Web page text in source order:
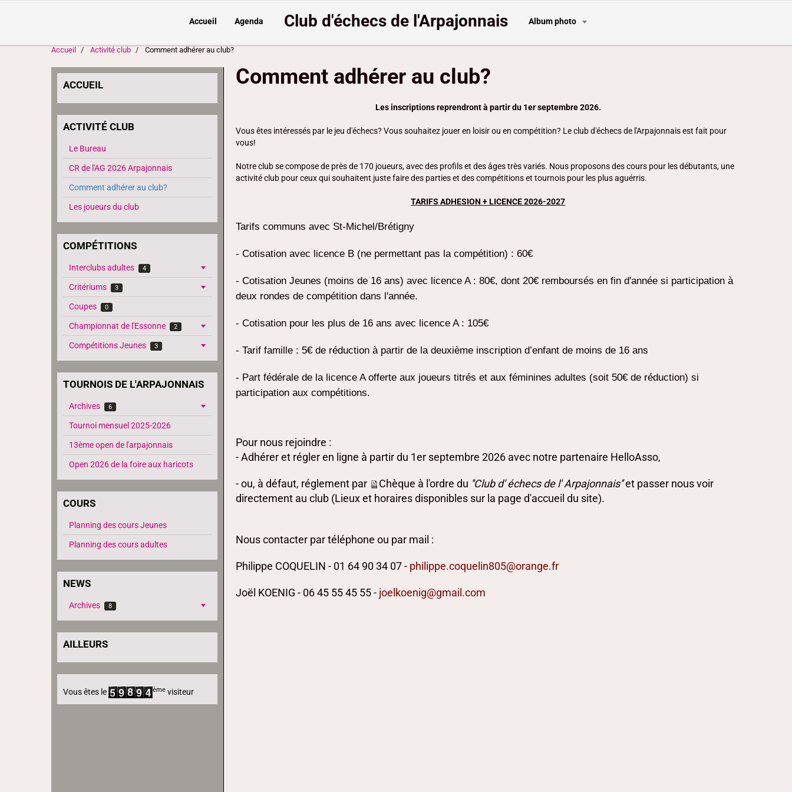
Accueil Agenda Club d'échecs de l'Arpajonnais Album photo
Accueil Activité club Comment adhérer au club?
Comment adhérer au club?
Les inscriptions reprendront à partir du 1er septembre 2026.
Vous êtes intéressés par le jeu d'échecs? Vous souhaitez jouer en loisir ou en compétition? Le club d'échecs de l'Arpajonnais est fait pour
vous!
Notre club se compose de près de 170 joueurs, avec des profils et des âges très variés. Nous proposons des cours pour les débutants, une
activité club pour ceux qui souhaitent juste faire des parties et des compétitions et tournois pour les plus aguérris.
TARIFS ADHESION + LICENCE 2026-2027
Tarifs communs avec St-Michel/Brétigny
- Cotisation avec licence B (ne permettant pas la compétition) : 60€
- Cotisation Jeunes (moins de 16 ans) avec licence A : 80€, dont 20€ remboursés en fin d'année si participation à
deux rondes de compétition dans l'année.
- Cotisation pour les plus de 16 ans avec licence A : 105€
- Tarif famille : 5€ de réduction à partir de la deuxième inscription d’enfant de moins de 16 ans
- Part fédérale de la licence A offerte aux joueurs titrés et aux féminines adultes (soit 50€ de réduction) si
participation aux compétitions.
Pour nous rejoindre :
- Adhérer et régler en ligne à partir du 1er septembre 2026 avec notre partenaire HelloAsso,
- ou, à défaut, réglement par Chèque à l'ordre du ''Club d' échecs de l' Arpajonnais''et passer nous voir
directement au club (Lieux et horaires disponibles sur la page d'accueil du site).
Nous contacter par téléphone ou par mail :
Philippe COQUELIN - 01 64 90 34 07 - philippe.coquelin805@orange.fr
Joël KOENIG - 06 45 55 45 55 - joelkoenig@gmail.com
ACCUEIL
ACTIVITÉ CLUB
Le Bureau
CR de l'AG 2026 Arpajonnais
Comment adhérer au club?
Les joueurs du club
COMPÉTITIONS
Interclubs adultes 4
Critériums 3
Coupes 0
Championnat de l'Essonne 2
Compétitions Jeunes 3
TOURNOIS DE L'ARPAJONNAIS
Archives 6
Tournoi mensuel 2025-2026
13ème open de l'arpajonnais
Open 2026 de la foire aux haricots
COURS
Planning des cours Jeunes
Planning des cours adultes
NEWS
Archives 8
AILLEURS
Vous êtes le ème visiteur